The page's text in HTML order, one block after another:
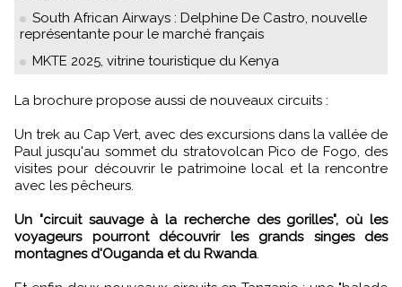
South African Airways : Delphine De Castro, nouvelle
représentante pour le marché français
MKTE 2025, vitrine touristique du Kenya
La brochure propose aussi de nouveaux circuits :
Un trek au Cap Vert, avec des excursions dans la vallée de
Paul jusqu'au sommet du stratovolcan Pico de Fogo, des
visites pour découvrir le patrimoine local et la rencontre
avec les pêcheurs.
Un "circuit sauvage à la recherche des gorilles", où les
voyageurs pourront découvrir les grands singes des
montagnes d'Ouganda et du Rwanda.